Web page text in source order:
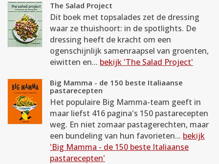
The Salad Project
Dit boek met topsalades zet de dressing
waar ze thuishoort: in de spotlights. De
dressing heeft de kracht om een
ogenschijnlijk samenraapsel van groenten,
eiwitten en... bekijk 'The Salad Project'
Big Mamma - de 150 beste Italiaanse
pastarecepten
Het populaire Big Mamma-team geeft in
maar liefst 416 pagina's 150 pastarecepten
weg. En niet zomaar pastagerechten, maar
een bundeling van hun favorieten... bekijk
'Big Mamma - de 150 beste Italiaanse
pastarecepten'